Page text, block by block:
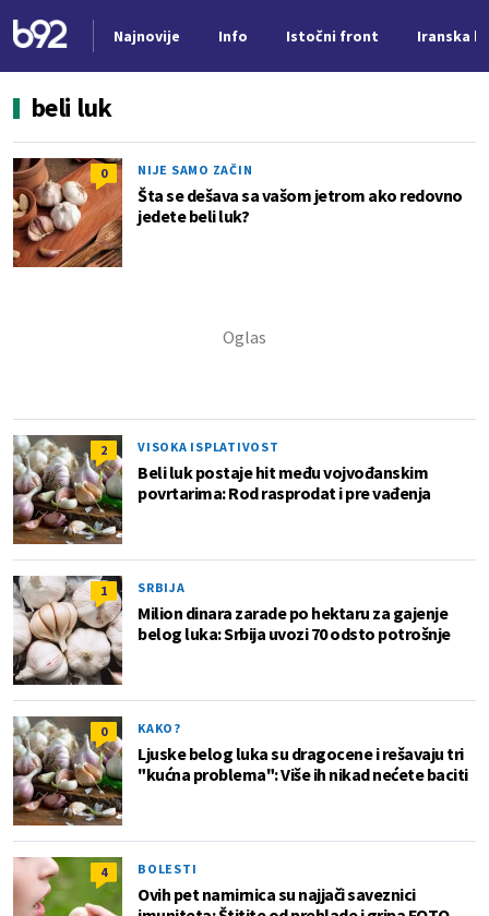
Najnovije Info Istočni front Iranska
beli luk
0 NIJE SAMO ZAČIN
Šta se dešava sa vašom jetrom ako redovno
jedete beli luk?
2 VISOKA ISPLATIVOST
Beli luk postaje hit među vojvođanskim
povrtarima: Rod rasprodat i pre vađenja
1 SRBIJA
Milion dinara zarade po hektaru za gajenje
belog luka: Srbija uvozi 70 odsto potrošnje
0 KAKO?
Ljuske belog luka su dragocene i rešavaju tri
"kućna problema": Više ih nikad nećete baciti
4 BOLESTI
Ovih pet namirnica su najjači saveznici